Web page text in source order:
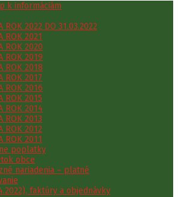
k informáciám
ROK 2022 DO 31.03.2022
ROK 2021
ROK 2020
ROK 2019
ROK 2018
ROK 2017
ROK 2016
ROK 2015
ROK 2014
ROK 2013
ROK 2012
ROK 2011
poplatky
obce
nariadenia – platné
faktúry a objednávky